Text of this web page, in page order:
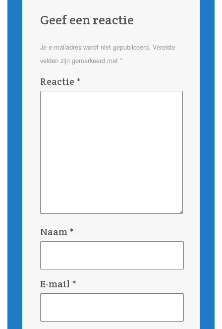
Geef een reactie
Je e-mailadres wordt niet gepubliceerd. Vereiste
velden zijn gemarkeerd met *
Reactie *
Naam *
E-mail *